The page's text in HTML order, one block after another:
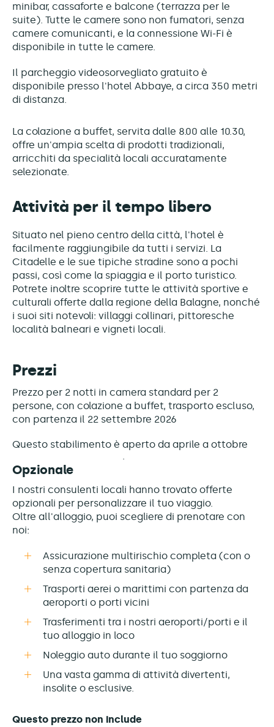
minibar, cassaforte e balcone (terrazza per le
suite). Tutte le camere sono non fumatori, senza
camere comunicanti, e la connessione Wi-Fi è
disponibile in tutte le camere.
Il parcheggio videosorvegliato gratuito è
disponibile presso l'hotel Abbaye, a circa 350 metri
di distanza.
La colazione a buffet, servita dalle 8.00 alle 10.30,
offre un'ampia scelta di prodotti tradizionali,
arricchiti da specialità locali accuratamente
selezionate.
Attività per il tempo libero
Situato nel pieno centro della città, l'hotel è
facilmente raggiungibile da tutti i servizi. La
Citadelle e le sue tipiche stradine sono a pochi
passi, così come la spiaggia e il porto turistico.
Potrete inoltre scoprire tutte le attività sportive e
culturali offerte dalla regione della Balagne, nonché
i suoi siti notevoli: villaggi collinari, pittoresche
località balneari e vigneti locali.
Prezzi
Prezzo per 2 notti in camera standard per 2
persone, con colazione a buffet, trasporto escluso,
con partenza il 22 settembre 2026
Questo stabilimento è aperto da aprile a ottobre
Opzionale
I nostri consulenti locali hanno trovato offerte
opzionali per personalizzare il tuo viaggio.
Oltre all'alloggio, puoi scegliere di prenotare con
noi:
Assicurazione multirischio completa (con o
senza copertura sanitaria)
Trasporti aerei o marittimi con partenza da
aeroporti o porti vicini
Trasferimenti tra i nostri aeroporti/porti e il
tuo alloggio in loco
Noleggio auto durante il tuo soggiorno
Una vasta gamma di attività divertenti,
insolite o esclusive.
Questo prezzo non include